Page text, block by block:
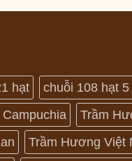
hạt chuỗi 108 hạt 5
Trầm
Trầm Hương Việt